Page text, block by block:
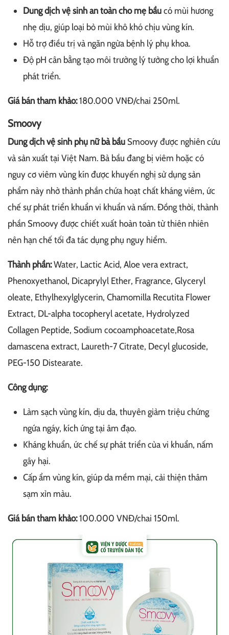
Dung dịch vệ sinh an toàn cho mẹ bầucó mùi hương
nhẹ dịu, giúp loại bỏ mùi khô khó chịu vùng kín.
Hỗ trợ điều trị và ngăn ngừa bệnh lý phụ khoa.
Độ pH cân bằng tạo môi trường lý tưởng cho lợi khuẩn
phát triển.
Giá bán tham khảo:180.000 VNĐ/chai 250ml.
Smoovy
Dung dịch vệ sinh phụ nữ bà bầuSmoovy được nghiên cứu
và sản xuất tại Việt Nam. Bà bầu đang bị viêm hoặc có
nguy cơ viêm vùng kín được khuyến nghị sử dụng sản
phẩm này nhờ thành phần chứa hoạt chất kháng viêm, ức
chế sự phát triển khuẩn vi khuẩn và nấm. Đồng thời, thành
phần Smoovy được chiết xuất hoàn toàn từ thiên nhiên
nên hạn chế tối đa tác dụng phụ nguy hiểm.
Thành phần:Water, Lactic Acid, Aloe vera extract,
Phenoxyethanol, Dicaprylyl Ether, Fragrance, Glyceryl
oleate, Ethylhexylglycerin, Chamomilla Recutita Flower
Extract, DL-alpha tocopheryl acetate, Hydrolyzed
Collagen Peptide, Sodium cocoamphoacetate,Rosa
damascena extract, Laureth-7 Citrate, Decyl glucoside,
PEG-150 Distearate.
Công dụng:
Làm sạch vùng kín, dịu da, thuyên giảm triệu chứng
ngứa ngáy, kích ứng tại âm đạo.
Kháng khuẩn, ức chế sự phát triển của vi khuẩn, nấm
gây hại.
Cấp ẩm vùng kín, giúp da mềm mại, cải thiện thâm
sạm xỉn màu.
Giá bán tham khảo:100.000 VNĐ/chai 150ml.